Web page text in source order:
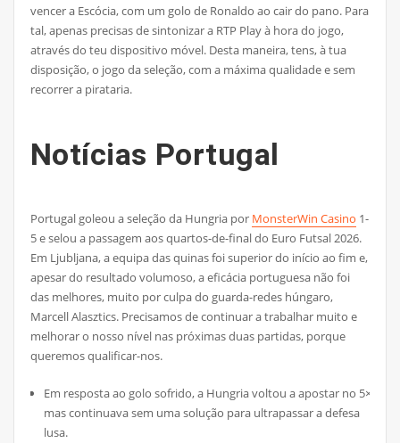
vencer a Escócia, com um golo de Ronaldo ao cair do pano. Para
tal, apenas precisas de sintonizar a RTP Play à hora do jogo,
através do teu dispositivo móvel. Desta maneira, tens, à tua
disposição, o jogo da seleção, com a máxima qualidade e sem
recorrer a pirataria.
Notícias Portugal
Portugal goleou a seleção da Hungria por MonsterWin Casino 1-
5 e selou a passagem aos quartos-de-final do Euro Futsal 2026.
Em Ljubljana, a equipa das quinas foi superior do início ao fim e,
apesar do resultado volumoso, a eficácia portuguesa não foi
das melhores, muito por culpa do guarda-redes húngaro,
Marcell Alasztics. Precisamos de continuar a trabalhar muito e
melhorar o nosso nível nas próximas duas partidas, porque
queremos qualificar-nos.
Em resposta ao golo sofrido, a Hungria voltou a apostar no 5×4,
mas continuava sem uma solução para ultrapassar a defesa
lusa.